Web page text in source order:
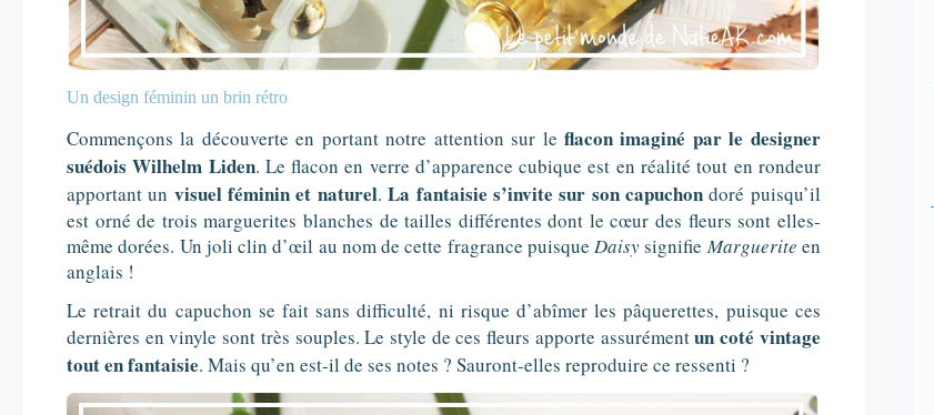
Un design féminin un brin rétro
Commençons la découverte en portant notre attention sur le flacon imaginé par le designer
suédois Wilhelm Liden. Le flacon en verre d’apparence cubique est en réalité tout en rondeur
apportant un visuel féminin et naturel.La fantaisie s’invite sur son capuchon doré puisqu’il
est orné de trois marguerites blanches de tailles différentes dont le cœur des fleurs sont elles-
même dorées. Un joli clin d’œil au nom de cette fragrance puisque Daisysignifie Marguerite en
anglais !
Le retrait du capuchon se fait sans difficulté, ni risque d’abîmer les pâquerettes, puisque ces
dernières en vinyle sont très souples. Le style de ces fleurs apporte assurémentun coté vintage
tout en fantaisie. Mais qu’en est-il de ses notes ? Sauront-elles reproduire ce ressenti ?